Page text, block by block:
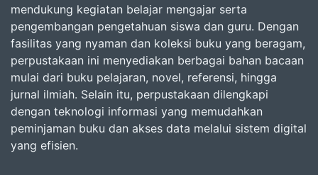
mendukung kegiatan belajar mengajar serta
pengembangan pengetahuan siswa dan guru. Dengan
fasilitas yang nyaman dan koleksi buku yang beragam,
perpustakaan ini menyediakan berbagai bahan bacaan
mulai dari buku pelajaran, novel, referensi, hingga
jurnal ilmiah. Selain itu, perpustakaan dilengkapi
dengan teknologi informasi yang memudahkan
peminjaman buku dan akses data melalui sistem digital
yang efisien.